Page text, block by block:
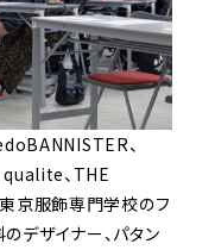
、
qualite、THE
京服飾専門学校のフ
デザイナー、パタン